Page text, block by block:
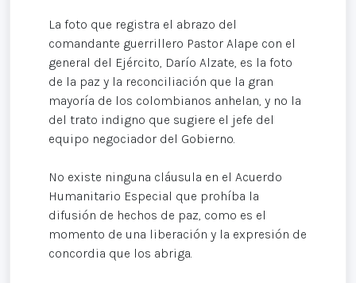
La foto que registra el abrazo del
comandante guerrillero Pastor Alape con el
general del Ejército, Darío Alzate, es la foto
de la paz y la reconciliación que la gran
mayoría de los colombianos anhelan, y no la
del trato indigno que sugiere el jefe del
equipo negociador del Gobierno.
No existe ninguna cláusula en el Acuerdo
Humanitario Especial que prohíba la
difusión de hechos de paz, como es el
momento de una liberación y la expresión de
concordia que los abriga.